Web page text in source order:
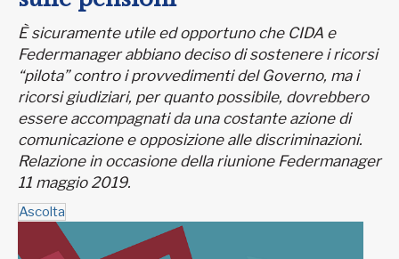
È sicuramente utile ed opportuno che CIDA e
Federmanager abbiano deciso di sostenere i ricorsi
“pilota” contro i provvedimenti del Governo, ma i
ricorsi giudiziari, per quanto possibile, dovrebbero
essere accompagnati da una costante azione di
comunicazione e opposizione alle discriminazioni.
Relazione in occasione della riunione Federmanager
11 maggio 2019.
Ascolta